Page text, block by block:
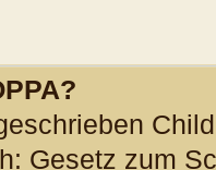
Gesetz zum